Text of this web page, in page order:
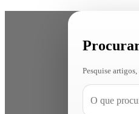
Pesquise